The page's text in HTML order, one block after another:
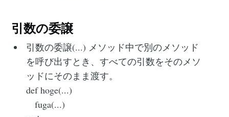
引数の委譲
引数の委譲(...) メソッド中で別のメソッド
を呼び出すとき、すべての引数をそのメソ
ッドにそのまま渡す。
def hoge(...)
fuga(...)